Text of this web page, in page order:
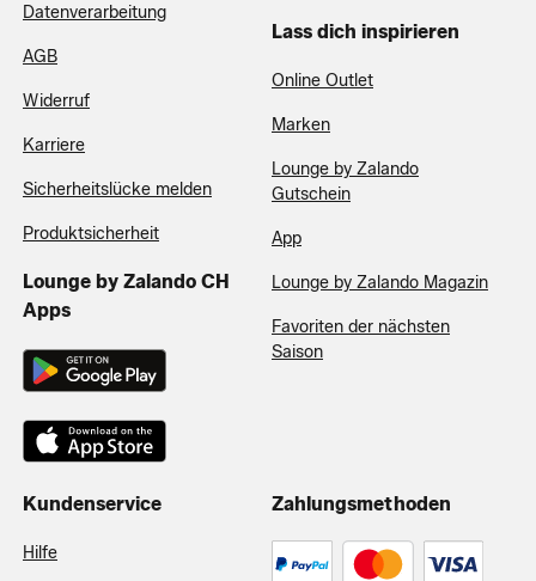
Datenverarbeitung
AGB
Widerruf
Karriere
Sicherheitslücke melden
Produktsicherheit
Lounge by Zalando CH
Apps
Lass dich inspirieren
Online Outlet
Marken
Lounge by Zalando
Gutschein
App
Lounge by Zalando Magazin
Favoriten der nächsten
Saison
Kundenservice
Hilfe
Zahlungsmethoden